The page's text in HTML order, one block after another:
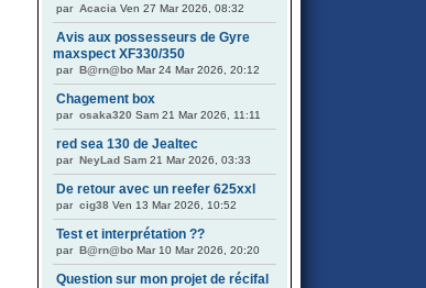
par Acacia Ven 27 Mar 2026, 08:32
Avis aux possesseurs de Gyre
maxspect XF330/350
par B@rn@bo Mar 24 Mar 2026, 20:12
Chagement box
par osaka320 Sam 21 Mar 2026, 11:11
red sea 130 de Jealtec
par NeyLad Sam 21 Mar 2026, 03:33
De retour avec un reefer 625xxl
par cig38 Ven 13 Mar 2026, 10:52
Test et interprétation ??
par B@rn@bo Mar 10 Mar 2026, 20:20
Question sur mon projet de récifal